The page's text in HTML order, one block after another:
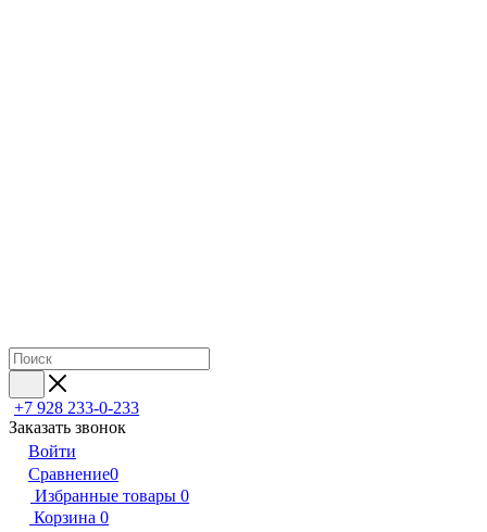
+7 928 233-0-233
Заказать звонок
Войти
Сравнение0
Избранные товары 0
Корзина 0